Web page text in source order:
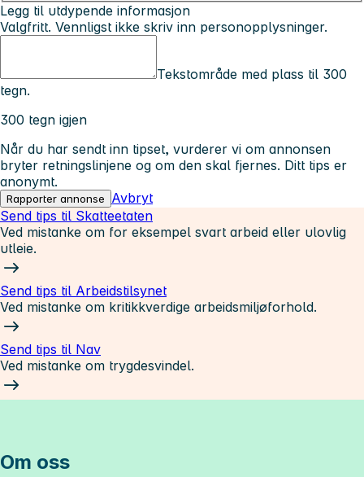
Legg til utdypende informasjon
Valgfritt. Vennligst ikke skriv inn personopplysninger.
Tekstområde med plass til 300
tegn.
300 tegn igjen
Når du har sendt inn tipset, vurderer vi om annonsen
bryter retningslinjene og om den skal fjernes. Ditt tips er
anonymt.
Rapporter annonse
Avbryt
Send tips til Skatteetaten
Ved mistanke om for eksempel svart arbeid eller ulovlig
utleie.
Send tips til Arbeidstilsynet
Ved mistanke om kritikkverdige arbeidsmiljøforhold.
Send tips til Nav
Ved mistanke om trygdesvindel.
Om oss